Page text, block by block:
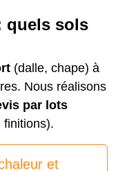
quels sols
(dalle, chape) à
Nous réalisons
par lots
finitions).
et